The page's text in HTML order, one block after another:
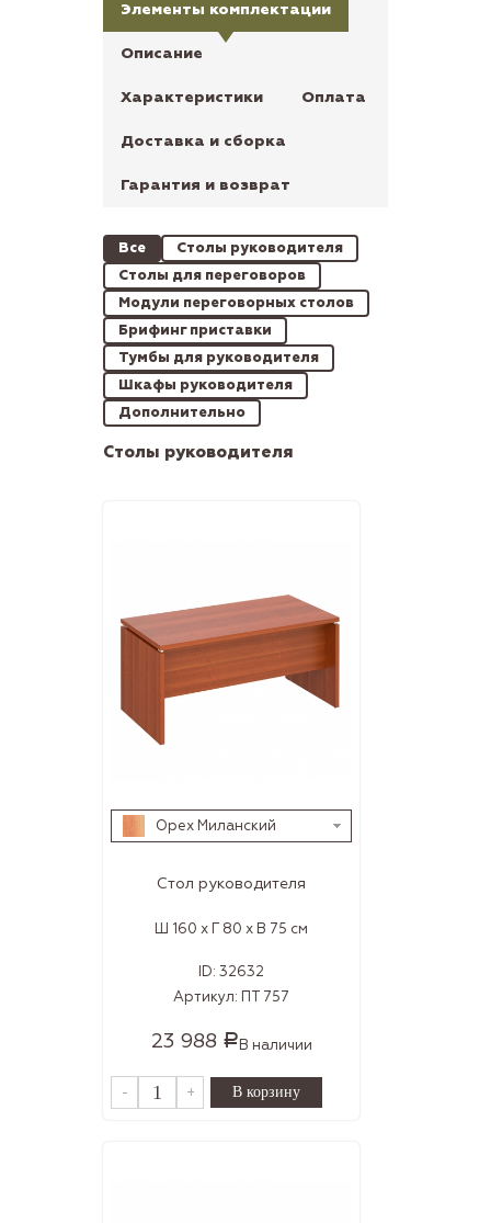
Элементы комплектации
Описание
Характеристики Оплата
Доставка и сборка
Гарантия и возврат
Все
Столы руководителя
Столы для переговоров
Модули переговорных столов
Брифинг приставки
Тумбы для руководителя
Шкафы руководителя
Дополнительно
Столы руководителя
Орех Миланский
Стол руководителя
Ш 160 x Г 80 x В 75 см
ID: 32632
Артикул: ПТ 757
23 988 Р В наличии
- +